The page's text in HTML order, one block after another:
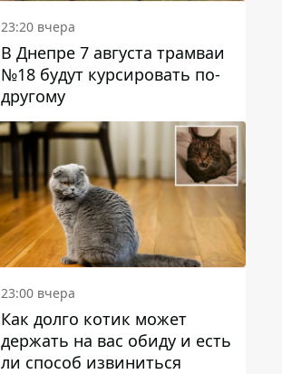
23:20 вчера
В Днепре 7 августа трамваи
№18 будут курсировать по-
другому
23:00 вчера
Как долго котик может
держать на вас обиду и есть
ли способ извиниться